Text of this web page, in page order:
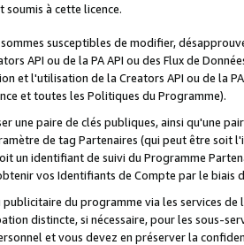
soumis à cette licence.
susceptibles de modifier,
API ou de la PA API ou des Flux de
et l'utilisation de la Creators API ou de la
et toutes les Politiques du Programme).
une paire de clés publiques, ainsi qu'une
de tag Partenaires (qui peut être soit
un identifiant de suivi du Programme
vos Identifiants de Compte par le biais
du programme via les services
distincte, si nécessaire, pour les sous-
et vous devez en préserver la